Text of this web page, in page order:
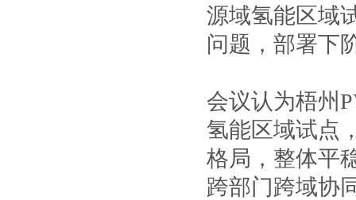
源域氢能区域
问题，部署下
会议认为梧州
氢能区域试点
格局，整体平
跨部门跨域协